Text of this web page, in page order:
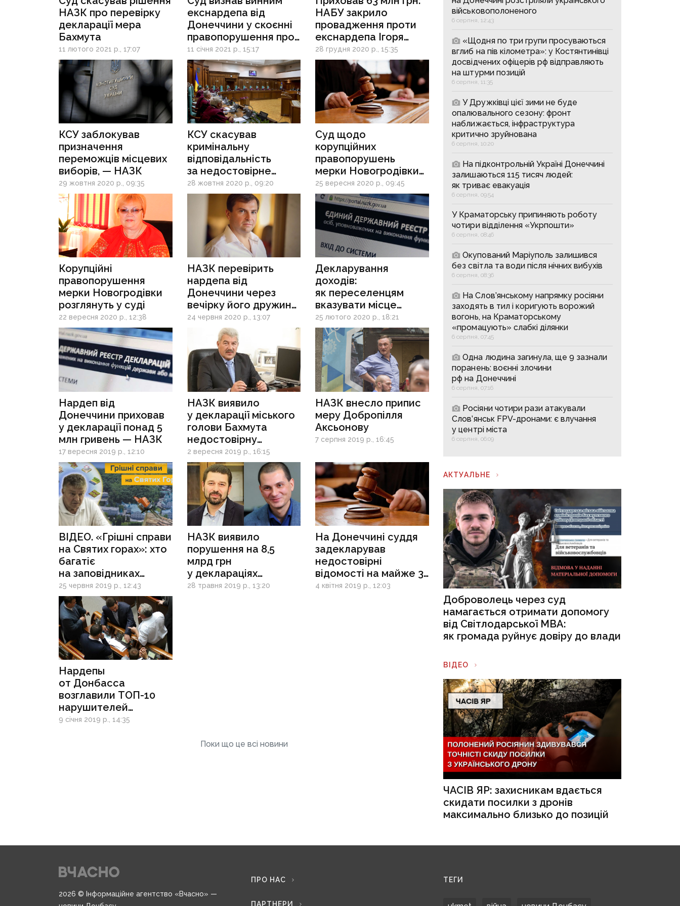
НАЗК про перевірку
декларації мера
Бахмута
11 лютого 2021 р., 17:07
екснардепа від
Донеччини у скоєнні
правопорушення про
конфлікт інтересів
11 січня 2021 р., 15:17
НАБУ закрило
провадження проти
екснардепа Ігоря
Шкірі
28 грудня 2020 р., 15:35
КСУ заблокував
призначення
переможців місцевих
виборів, — НАЗК
29 жовтня 2020 р., 09:35
КСУ скасував
кримінальну
відповідальність
за недостовірне
декларування
та позбавив НАЗК
повноважень — ЗМІ
28 жовтня 2020 р., 09:20
Суд щодо
корупційних
правопорушень
мерки Новогродівки
перенесли
25 вересня 2020 р., 09:45
Корупційні
правопорушення
мерки Новогродівки
розглянуть у суді
22 вересня 2020 р., 12:38
НАЗК перевірить
нардепа від
Донеччини через
вечірку його дружини
у Москві
24 червня 2020 р., 13:07
Декларування
доходів:
як переселенцям
вказувати місце
реєстрації
25 лютого 2020 р., 18:21
Нардеп від
Донеччини приховав
у декларації понад 5
млн гривень — НАЗК
17 вересня 2019 р., 12:10
НАЗК виявило
у декларації міського
голови Бахмута
недостовірну
інформацію на 63 млн
грн
2 вересня 2019 р., 16:15
НАЗК внесло припис
меру Добропілля
Аксьонову
7 серпня 2019 р., 16:45
ВІДЕО. «Грішні справи
на Святих горах»: хто
багатіє
на заповідниках
Донеччини —
розслідування
25 червня 2019 р., 12:43
НАЗК виявило
порушення на 8,5
млрд грн
у деклараціях
нардепів: серед них
28 травня 2019 р., 13:20
На Донеччині суддя
задекларував
недостовірні
відомості на майже 3
млн грн
4 квітня 2019 р., 12:03
Нардепы
от Донбасса
возглавили ТОП-10
нарушителей
антикоррупционного
9 січня 2019 р., 14:35
Поки що це всі новини
військовополоненого
6 серпня, 12:43
«Щодня по три групи просуваються
вглиб на пів кілометра»: у Костянтинівці
досвідчених офіцерів рф відправляють
на штурми позицій
6 серпня, 11:35
У Дружківці цієї зими не буде
опалювального сезону: фронт
наближається, інфраструктура
критично зруйнована
6 серпня, 10:20
На підконтрольній Україні Донеччині
залишаються 115 тисяч людей:
як триває евакуація
6 серпня, 09:54
У Краматорську припиняють роботу
чотири відділення «Укрпошти»
6 серпня, 08:46
Окупований Маріуполь залишився
без світла та води після нічних вибухів
6 серпня, 08:36
На Слов’янському напрямку росіяни
заходять в тил і коригують ворожий
вогонь, на Краматорському
«промацують» слабкі ділянки
6 серпня, 07:45
Одна людина загинула, ще 9 зазнали
поранень: воєнні злочини
рф на Донеччині
6 серпня, 07:16
Росіяни чотири рази атакували
Слов’янськ FPV-дронами: є влучання
у центрі міста
6 серпня, 06:09
АКТУАЛЬНЕ
Доброволець через суд
намагається отримати допомогу
від Світлодарської МВА:
як громада руйнує довіру до влади
ВІДЕО
ЧАСІВ ЯР: захисникам вдається
скидати посилки з дронів
максимально близько до позицій
2026 © Інформаційне агентство «Вчасно» —
ПРО НАС
ПАРТНЕРИ
ТЕГИ